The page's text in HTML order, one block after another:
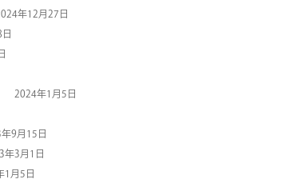
年12月27日
2024年1月5日
9月15日
年3月1日
1月5日